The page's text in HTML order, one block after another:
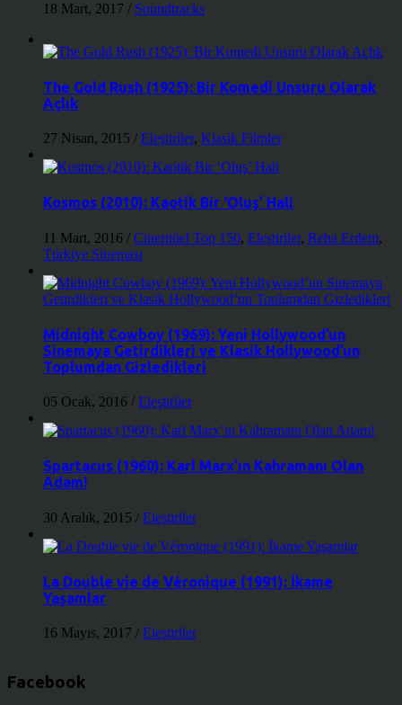
18 Mart, 2017 / Soundtracks
The Gold Rush (1925): Bir Komedi Unsuru Olarak
Açlık
27 Nisan, 2015 / Eleştiriler, Klasik Filmler
Kosmos (2010): Kaotik Bir ‘Oluş’ Hali
11 Mart, 2016 / Cineritüel Top 150, Eleştiriler, Reha Erdem,
Türkiye Sineması
Midnight Cowboy (1969): Yeni Hollywood’un
Sinemaya Getirdikleri ve Klasik Hollywood’un
Toplumdan Gizledikleri
05 Ocak, 2016 / Eleştiriler
Spartacus (1960): Karl Marx’ın Kahramanı Olan
Adam!
30 Aralık, 2015 / Eleştiriler
La Double vie de Véronique (1991): İkame
Yaşamlar
16 Mayıs, 2017 / Eleştiriler
Facebook